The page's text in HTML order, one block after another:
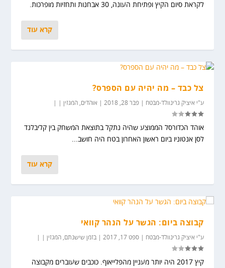
לקראת סיום הקיץ ופתיחת העונה, 30 אבחנות ותחזיות מופרכות.
קרא עוד
צל כבד – מה יהיה עם הספרס?
ע"י איציק גרינוולד-מבטח |פבר 28, 2018 אוהדים,המגזין
אוהד הכדורסל הממוצע שהיה נתקל בתוצאת המשחק בין קליבלנד
לסן אנטוניו ביום ראשון האחרון בטח היה חושב...
קרא עוד
קבוצה ביום: הגשר על הנהר קוואי
ע"י איציק גרינוולד-מבטח |ספט 17, 2017 |בזמן שישנתם,המגזין
קיץ 2017 היה יותר מעניין מהפלייאוף. כוכבים שעוברים מקבוצה